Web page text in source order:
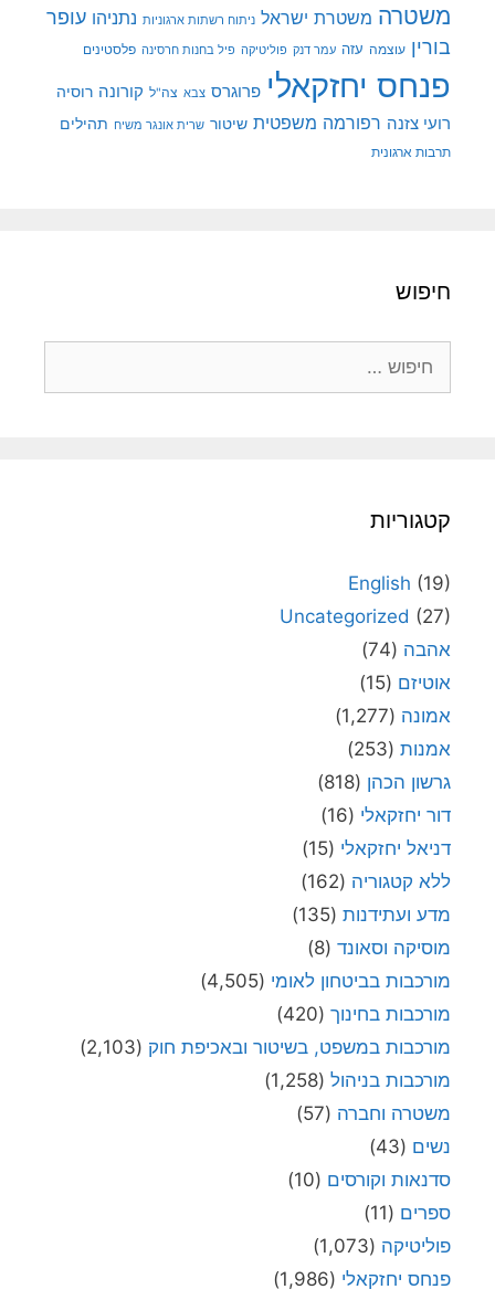
משטרה משטרת ישראל ניתוח רשתות ארגוניות נתניהו עופר
בורין עוצמה עזה עמר דנק פוליטיקה פיל בחנות חרסינה פלסטינים
פנחס יחזקאלי פרוגרס צבא צה"ל קורונה רוסיה
רועי צזנה רפורמה משפטית שיטור שרית אונגר משיח תהילים
תרבות ארגונית
חיפוש
קטגוריות
English (19)
Uncategorized (27)
אהבה (74)
אוטיזם (15)
אמונה (1,277)
אמנות (253)
גרשון הכהן (818)
דור יחזקאלי (16)
דניאל יחזקאלי (15)
ללא קטגוריה (162)
מדע ועתידנות (135)
מוסיקה וסאונד (8)
מורכבות בביטחון לאומי (4,505)
מורכבות בחינוך (420)
מורכבות במשפט, בשיטור ובאכיפת חוק (2,103)
מורכבות בניהול (1,258)
משטרה וחברה (57)
נשים (43)
סדנאות וקורסים (10)
ספרים (11)
פוליטיקה (1,073)
פנחס יחזקאלי (1,986)